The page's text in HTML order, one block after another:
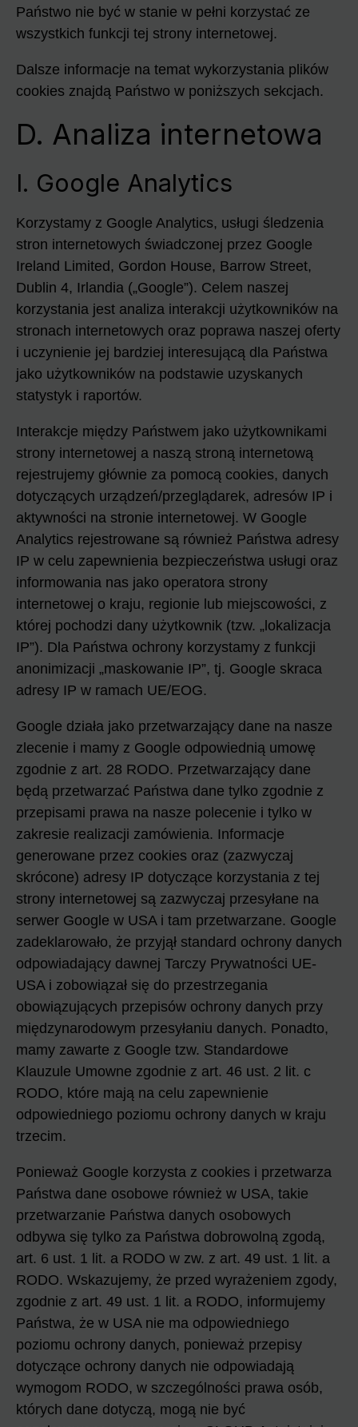
Państwo nie być w stanie w pełni korzystać ze
wszystkich funkcji tej strony internetowej.
Dalsze informacje na temat wykorzystania plików
cookies znajdą Państwo w poniższych sekcjach.
D. Analiza internetowa
I. Google Analytics
Korzystamy z Google Analytics, usługi śledzenia
stron internetowych świadczonej przez Google
Ireland Limited, Gordon House, Barrow Street,
Dublin 4, Irlandia („Google”). Celem naszej
korzystania jest analiza interakcji użytkowników na
stronach internetowych oraz poprawa naszej oferty
i uczynienie jej bardziej interesującą dla Państwa
jako użytkowników na podstawie uzyskanych
statystyk i raportów.
Interakcje między Państwem jako użytkownikami
strony internetowej a naszą stroną internetową
rejestrujemy głównie za pomocą cookies, danych
dotyczących urządzeń/przeglądarek, adresów IP i
aktywności na stronie internetowej. W Google
Analytics rejestrowane są również Państwa adresy
IP w celu zapewnienia bezpieczeństwa usługi oraz
informowania nas jako operatora strony
internetowej o kraju, regionie lub miejscowości, z
której pochodzi dany użytkownik (tzw. „lokalizacja
IP”). Dla Państwa ochrony korzystamy z funkcji
anonimizacji „maskowanie IP”, tj. Google skraca
adresy IP w ramach UE/EOG.
Google działa jako przetwarzający dane na nasze
zlecenie i mamy z Google odpowiednią umowę
zgodnie z art. 28 RODO. Przetwarzający dane
będą przetwarzać Państwa dane tylko zgodnie z
przepisami prawa na nasze polecenie i tylko w
zakresie realizacji zamówienia. Informacje
generowane przez cookies oraz (zazwyczaj
skrócone) adresy IP dotyczące korzystania z tej
strony internetowej są zazwyczaj przesyłane na
serwer Google w USA i tam przetwarzane. Google
zadeklarowało, że przyjął standard ochrony danych
odpowiadający dawnej Tarczy Prywatności UE-
USA i zobowiązał się do przestrzegania
obowiązujących przepisów ochrony danych przy
międzynarodowym przesyłaniu danych. Ponadto,
mamy zawarte z Google tzw. Standardowe
Klauzule Umowne zgodnie z art. 46 ust. 2 lit. c
RODO, które mają na celu zapewnienie
odpowiedniego poziomu ochrony danych w kraju
trzecim.
Ponieważ Google korzysta z cookies i przetwarza
Państwa dane osobowe również w USA, takie
przetwarzanie Państwa danych osobowych
odbywa się tylko za Państwa dobrowolną zgodą,
art. 6 ust. 1 lit. a RODO w zw. z art. 49 ust. 1 lit. a
RODO. Wskazujemy, że przed wyrażeniem zgody,
zgodnie z art. 49 ust. 1 lit. a RODO, informujemy
Państwa, że w USA nie ma odpowiedniego
poziomu ochrony danych, ponieważ przepisy
dotyczące ochrony danych nie odpowiadają
wymogom RODO, w szczególności prawa osób,
których dane dotyczą, mogą nie być